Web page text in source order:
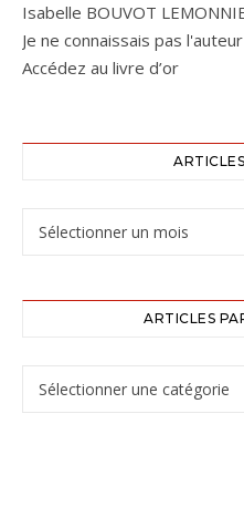
Isabelle BOUVOT
Je ne connaissais pas
Accédez au livre d’or
ARTICLES